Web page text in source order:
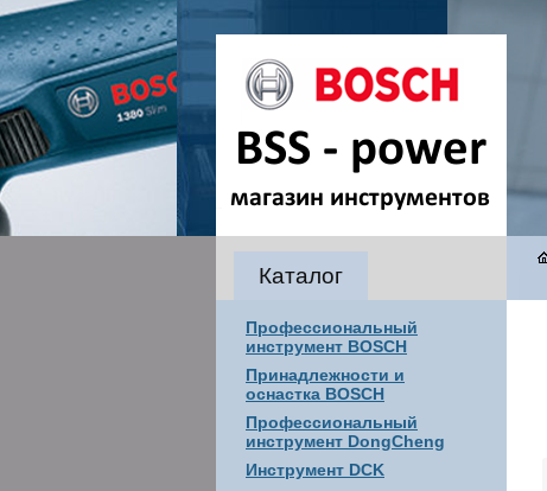
Каталог
Профессиональный
инструмент BOSCH
Принадлежности и
оснастка BOSCH
Профессиональный
инструмент DongCheng
Инструмент DCK